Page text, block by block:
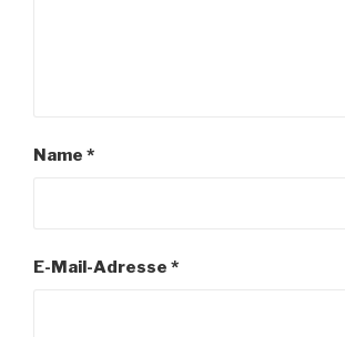
Name *
E-Mail-Adresse *